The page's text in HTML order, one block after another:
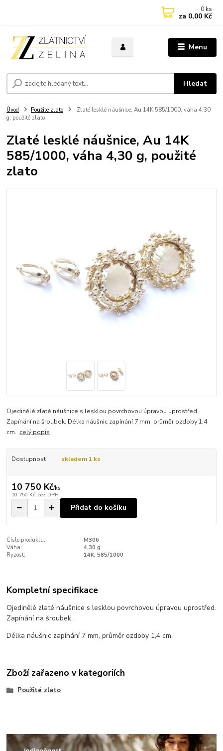
Menu
Hledat
0 ks
za 0,00 Kč
Úvod Použité zlato
Zlaté lesklé náušnice, Au 14K 585/1000, váha 4,30
g, použité zlato
Zlaté lesklé náušnice, Au 14K
585/1000, váha 4,30 g, použité
zlato
Ojedinělé zlaté náušnice s lesklou povrchovou úpravou uprostřed.
Zapínání na šroubek. Délka náušnic zapínání 7 mm, průměr ozdoby 1,4
cm. celý popis
Dostupnost skladem 1 ks
10 750 Kč/ks
10 750 Kč bez DPH
Přidat do košíku
Číslo produktu:
M306
Váha:
4,30 g
Ryzost:
14K, 585/1000
Kompletní specifikace
Ojedinělé zlaté náušnice s lesklou povrchovou úpravou uprostřed.
Zapínání na šroubek.
Délka náušnic zapínání 7 mm, průměr ozdoby 1,4 cm.
Zboží zařazeno v kategoriích
Použité zlato